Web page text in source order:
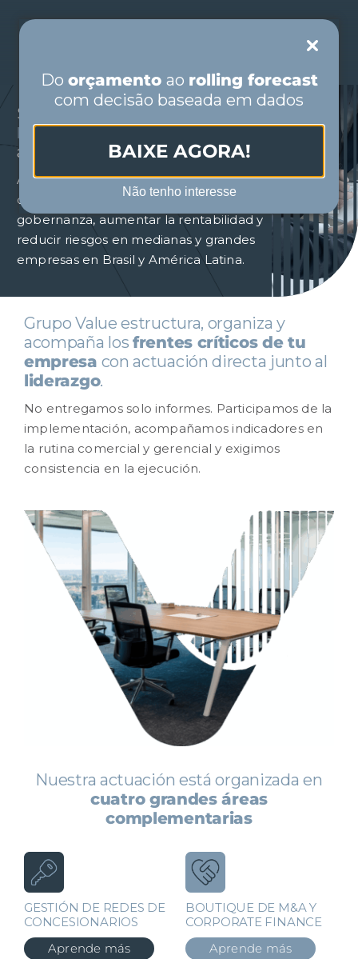
Do orçamento ao rolling forecast
com decisão baseada em dados
BAIXE AGORA!
Não tenho interesse
PORTUGUÊS
INICIO
QUIÉNES SOMOS
SEGMENTOS
SOLUCIONES
CONTENIDO
RESULTADOS
Soluciones en
Negociosque transforman
acciones en resultado.
Actuamos en tres frentes
complementarios para fortalecer la
gobernanza, aumentar la rentabilidad y
reducir riesgos en medianas y grandes
empresas en Brasil y América Latina.
Grupo Value estructura, organiza y
acompaña losfrentes críticos de tu
empresa con actuación directa junto al
liderazgo.
No entregamos solo informes. Participamos de la
implementación, acompañamos indicadores en
la rutina comercial y gerencial y exigimos
consistencia en la ejecución.
Nuestra actuación está organizada en
cuatro grandes áreas
complementarias
GESTIÓN DE REDES DE
CONCESIONARIOS
Aprende más
BOUTIQUE DE M&A Y
CORPORATE FINANCE
Aprende más